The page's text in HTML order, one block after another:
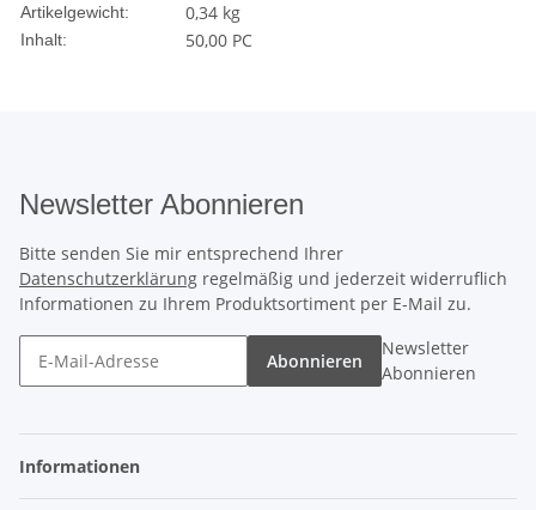
Artikelgewicht: 0,34 kg
Inhalt: 50,00 PC
Newsletter Abonnieren
Bitte senden Sie mir entsprechend Ihrer
Datenschutzerklärung regelmäßig und jederzeit widerruflich
Informationen zu Ihrem Produktsortiment per E-Mail zu.
Abonnieren
Newsletter
Abonnieren
Informationen